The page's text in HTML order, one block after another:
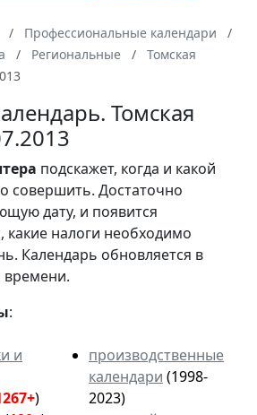
Профессиональные календари
Региональные
Томская
Томская
подскажет, когда и какой
совершить. Достаточно
дату, и появится
налоги необходимо
Календарь обновляется в
:
и
)
производственные
календари (1998-
2023)